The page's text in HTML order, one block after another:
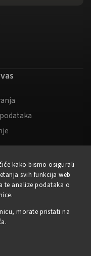
kako bismo osigurali
svih funkcija web
te analize podataka o
morate pristati na